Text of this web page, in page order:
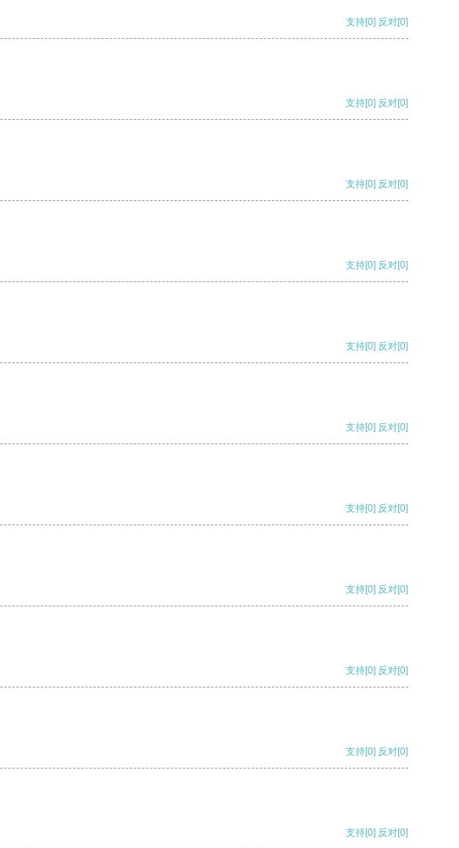
支持[0] 反对[0]
支持[0] 反对[0]
支持[0] 反对[0]
支持[0] 反对[0]
支持[0] 反对[0]
支持[0] 反对[0]
支持[0] 反对[0]
支持[0] 反对[0]
支持[0] 反对[0]
支持[0] 反对[0]
支持[0] 反对[0]